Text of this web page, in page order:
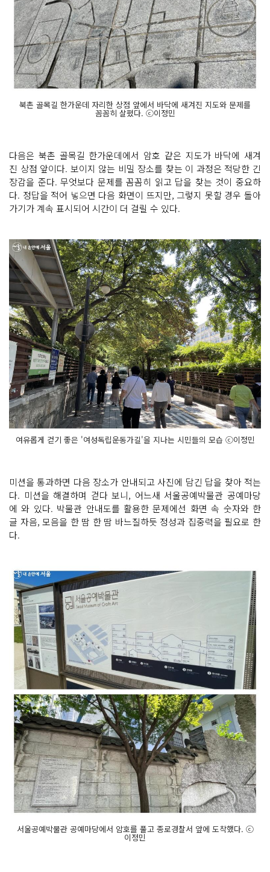
북촌 골목길 한가운데 자리한 상점 앞에서 바닥에 새겨진 지도와 문제를
꼼꼼히 살폈다. ⓒ이정민
다음은 북촌 골목길 한가운데에서 암호 같은 지도가 바닥에 새겨
진 상점 앞이다. 보이지 않는 비밀 장소를 찾는 이 과정은 적당한 긴
장감을 준다. 무엇보다 문제를 꼼꼼히 읽고 답을 찾는 것이 중요하
다. 정답을 적어 넣으면 다음 화면이 뜨지만, 그렇지 못할 경우 돌아
가기가 계속 표시되어 시간이 더 걸릴 수 있다.
여유롭게 걷기 좋은 '여성독립운동가길'을 지나는 시민들의 모습 ⓒ이정민
미션을 통과하면 다음 장소가 안내되고 사진에 담긴 답을 찾아 적는
다. 미션을 해결하며 걷다 보니, 어느새 서울공예박물관 공예마당
에 와 있다. 박물관 안내도를 활용한 문제에선 화면 속 숫자와 한
글 자음, 모음을 한 땀 한 땀 바느질하듯 정성과 집중력을 필요로 한
다.
서울공예박물관 공예마당에서 암호를 풀고 종로경찰서 앞에 도착했다. ⓒ
이정민